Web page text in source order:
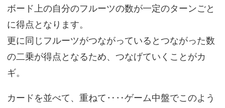
ボード上の自分のフルーツの数が一定のターンごと
に得点となります。
更に同じフルーツがつながっているとつながった数
の二乗が得点となるため、つなげていくことがカ
ギ。
カードを並べて、重ねて‥‥ゲーム中盤でこのよう